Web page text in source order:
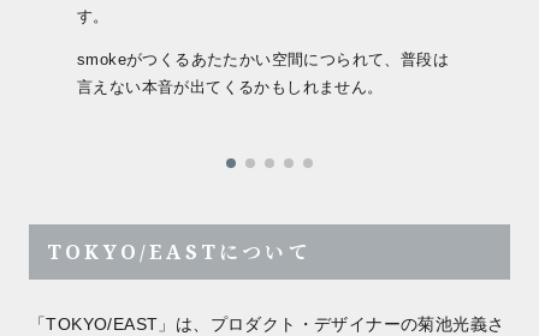
す。
smokeがつくるあたたかい空間につられて、普段は
言えない本音が出てくるかもしれません。
TOKYO/EASTについて
「TOKYO/EAST」は、プロダクト・デザイナーの菊池光義さ